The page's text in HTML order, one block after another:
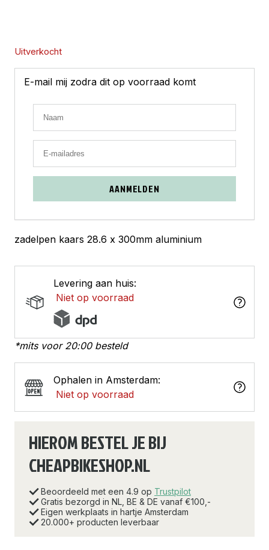
Uitverkocht
E-mail mij zodra dit op voorraad komt
AANMELDEN
zadelpen kaars 28.6 x 300mm aluminium
Levering aan huis:
Niet op voorraad
*mits voor 20:00 besteld
Ophalen in Amsterdam:
Niet op voorraad
HIEROM BESTEL JE BIJ
CHEAPBIKESHOP.NL
Beoordeeld met een 4.9 op Trustpilot
Gratis bezorgd in NL, BE & DE vanaf €100,-
Eigen werkplaats in hartje Amsterdam
20.000+ producten leverbaar